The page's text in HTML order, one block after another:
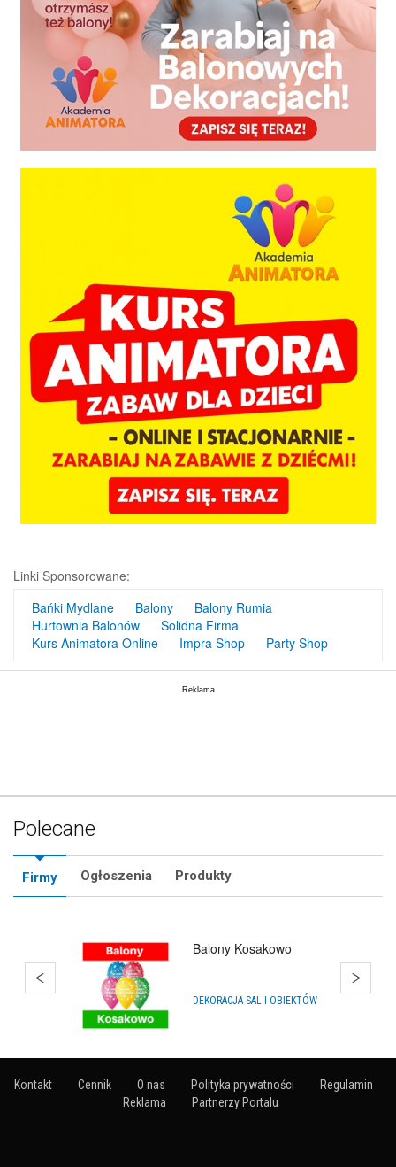
Linki Sponsorowane:
Bańki Mydlane
Balony
Balony Rumia
Hurtownia Balonów
Solidna Firma
Kurs Animatora Online
Impra Shop Party Shop
Polecane
Firmy Ogłoszenia Produkty
Balony Wejherowo
IMPREZY, WYDARZENIA
Kontakt Cennik O nas Polityka prywatności
Regulamin
Reklama
Partnerzy Portalu